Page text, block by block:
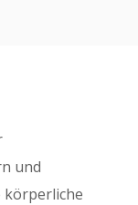
und
körperliche